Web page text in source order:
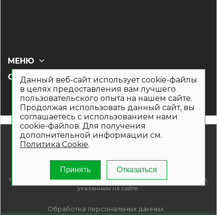
СОЦ СЕТИ
МЕНЮ
© 2019- 2026. Общество с ограниченной ответственностью
характер и не является публичной офертой. Для получения
подробной информации о наличии и стоимости указанных
товаров и (или) услуг , пожалуйста, обращайтесь по телефонам,
указанным на сайте.
Обработка персональных данных
Данный веб-сайт использует cookie-файлы
в целях предоставления вам лучшего
пользовательского опыта на нашем сайте.
Продолжая использовать данный сайт, вы
соглашаетесь с использованием нами
cookie-файлов. Для получения
дополнительной информации см.
Политика Cookie.
Принять Отказаться